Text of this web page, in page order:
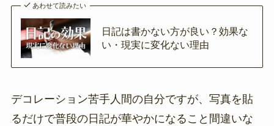
あわせて読みたい
日記は書かない方が良い？効果な
い・現実に変化ない理由
デコレーション苦手人間の自分ですが、写真を貼
るだけで普段の日記が華やかになること間違いな